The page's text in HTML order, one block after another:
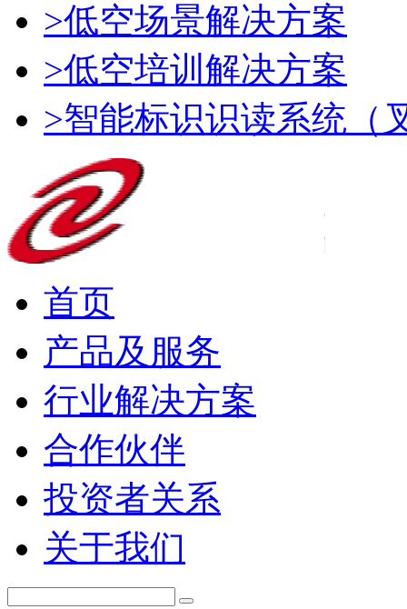
>低空场景解决方案
>低空培训解决方案
>智能标识识读系统（
首页
产品及服务
行业解决方案
合作伙伴
投资者关系
关于我们